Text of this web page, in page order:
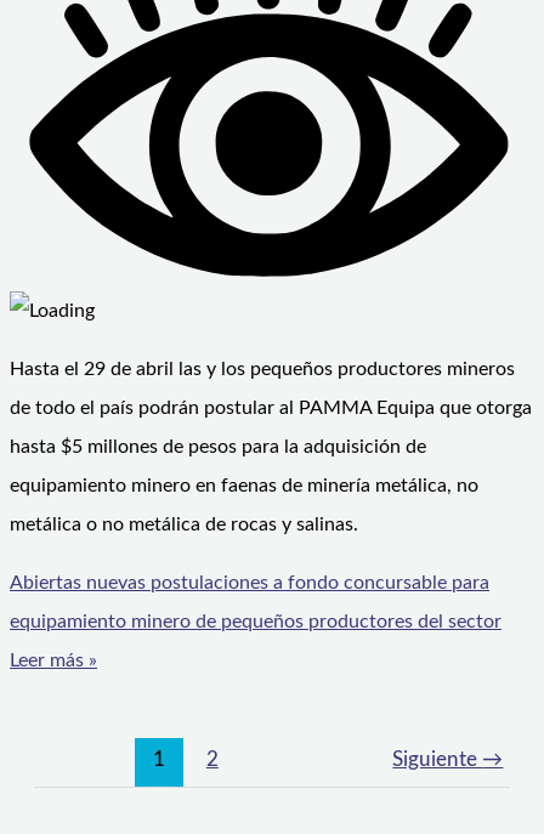
Hasta el 29 de abril las y los pequeños productores mineros
de todo el país podrán postular al PAMMA Equipa que otorga
hasta $5 millones de pesos para la adquisición de
equipamiento minero en faenas de minería metálica, no
metálica o no metálica de rocas y salinas.
Abiertas nuevas postulaciones a fondo concursable para
equipamiento minero de pequeños productores del sector
Leer más »
1 2 Siguiente →